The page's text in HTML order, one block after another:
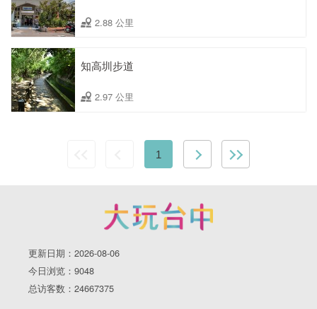
2.88 公里
知高圳步道
2.97 公里
1
更新日期：2026-08-06
今日浏览：9048
总访客数：24667375